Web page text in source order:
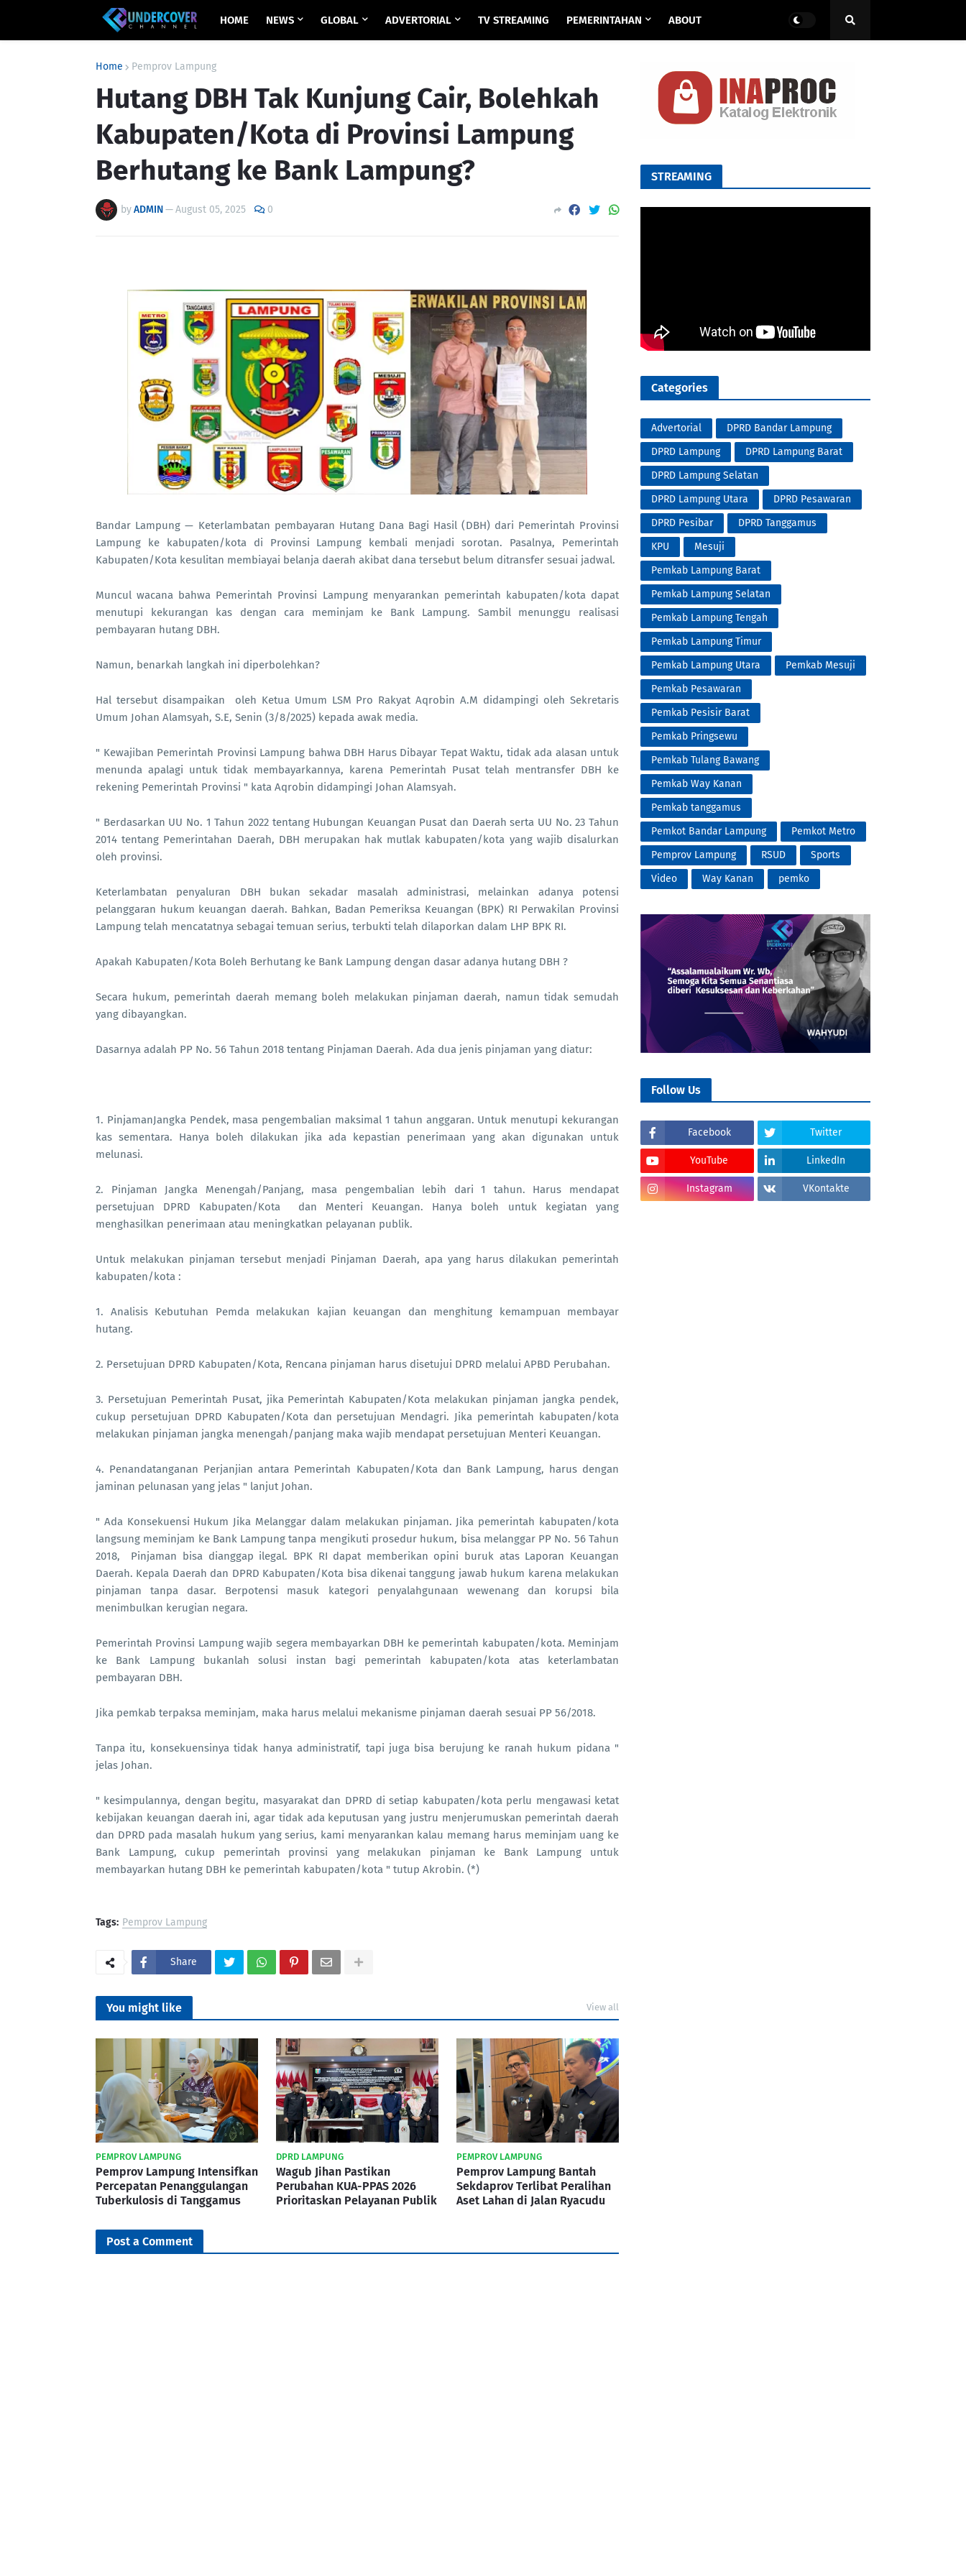
HOME NEWS GLOBAL ADVERTORIAL TV STREAMING PEMERINTAHAN ABOUT
Home Pemprov Lampung
Hutang DBH Tak Kunjung Cair, Bolehkah
Kabupaten/Kota di Provinsi Lampung
Berhutang ke Bank Lampung?
byADMIN—August 05, 2025 0
Bandar Lampung — Keterlambatan pembayaran Hutang Dana Bagi Hasil (DBH) dari Pemerintah Provinsi
Lampung ke kabupaten/kota di Provinsi Lampung kembali menjadi sorotan. Pasalnya, Pemerintah
Kabupaten/Kota kesulitan membiayai belanja daerah akibat dana tersebut belum ditransfer sesuai jadwal.
Muncul wacana bahwa Pemerintah Provinsi Lampung menyarankan pemerintah kabupaten/kota dapat
menutupi kekurangan kas dengan cara meminjam ke Bank Lampung. Sambil menunggu realisasi
pembayaran hutang DBH.
Namun, benarkah langkah ini diperbolehkan?
Hal tersebut disampaikan oleh Ketua Umum LSM Pro Rakyat Aqrobin A.M didampingi oleh Sekretaris
Umum Johan Alamsyah, S.E, Senin (3/8/2025) kepada awak media.
" Kewajiban Pemerintah Provinsi Lampung bahwa DBH Harus Dibayar Tepat Waktu, tidak ada alasan untuk
menunda apalagi untuk tidak membayarkannya, karena Pemerintah Pusat telah mentransfer DBH ke
rekening Pemerintah Provinsi " kata Aqrobin didampingi Johan Alamsyah.
" Berdasarkan UU No. 1 Tahun 2022 tentang Hubungan Keuangan Pusat dan Daerah serta UU No. 23 Tahun
2014 tentang Pemerintahan Daerah, DBH merupakan hak mutlak kabupaten/kota yang wajib disalurkan
oleh provinsi.
Keterlambatan penyaluran DBH bukan sekadar masalah administrasi, melainkan adanya potensi
pelanggaran hukum keuangan daerah. Bahkan, Badan Pemeriksa Keuangan (BPK) RI Perwakilan Provinsi
Lampung telah mencatatnya sebagai temuan serius, terbukti telah dilaporkan dalam LHP BPK RI.
Apakah Kabupaten/Kota Boleh Berhutang ke Bank Lampung dengan dasar adanya hutang DBH ?
Secara hukum, pemerintah daerah memang boleh melakukan pinjaman daerah, namun tidak semudah
yang dibayangkan.
Dasarnya adalah PP No. 56 Tahun 2018 tentang Pinjaman Daerah. Ada dua jenis pinjaman yang diatur:
1. PinjamanJangka Pendek, masa pengembalian maksimal 1 tahun anggaran. Untuk menutupi kekurangan
kas sementara. Hanya boleh dilakukan jika ada kepastian penerimaan yang akan digunakan untuk
melunasi.
2. Pinjaman Jangka Menengah/Panjang, masa pengembalian lebih dari 1 tahun. Harus mendapat
persetujuan DPRD Kabupaten/Kota dan Menteri Keuangan. Hanya boleh untuk kegiatan yang
menghasilkan penerimaan atau meningkatkan pelayanan publik.
Untuk melakukan pinjaman tersebut menjadi Pinjaman Daerah, apa yang harus dilakukan pemerintah
kabupaten/kota :
1. Analisis Kebutuhan Pemda melakukan kajian keuangan dan menghitung kemampuan membayar
hutang.
2. Persetujuan DPRD Kabupaten/Kota, Rencana pinjaman harus disetujui DPRD melalui APBD Perubahan.
3. Persetujuan Pemerintah Pusat, jika Pemerintah Kabupaten/Kota melakukan pinjaman jangka pendek,
cukup persetujuan DPRD Kabupaten/Kota dan persetujuan Mendagri. Jika pemerintah kabupaten/kota
melakukan pinjaman jangka menengah/panjang maka wajib mendapat persetujuan Menteri Keuangan.
4. Penandatanganan Perjanjian antara Pemerintah Kabupaten/Kota dan Bank Lampung, harus dengan
jaminan pelunasan yang jelas " lanjut Johan.
" Ada Konsekuensi Hukum Jika Melanggar dalam melakukan pinjaman. Jika pemerintah kabupaten/kota
langsung meminjam ke Bank Lampung tanpa mengikuti prosedur hukum, bisa melanggar PP No. 56 Tahun
2018, Pinjaman bisa dianggap ilegal. BPK RI dapat memberikan opini buruk atas Laporan Keuangan
Daerah. Kepala Daerah dan DPRD Kabupaten/Kota bisa dikenai tanggung jawab hukum karena melakukan
pinjaman tanpa dasar. Berpotensi masuk kategori penyalahgunaan wewenang dan korupsi bila
menimbulkan kerugian negara.
Pemerintah Provinsi Lampung wajib segera membayarkan DBH ke pemerintah kabupaten/kota. Meminjam
ke Bank Lampung bukanlah solusi instan bagi pemerintah kabupaten/kota atas keterlambatan
pembayaran DBH.
Jika pemkab terpaksa meminjam, maka harus melalui mekanisme pinjaman daerah sesuai PP 56/2018.
Tanpa itu, konsekuensinya tidak hanya administratif, tapi juga bisa berujung ke ranah hukum pidana "
jelas Johan.
" kesimpulannya, dengan begitu, masyarakat dan DPRD di setiap kabupaten/kota perlu mengawasi ketat
kebijakan keuangan daerah ini, agar tidak ada keputusan yang justru menjerumuskan pemerintah daerah
dan DPRD pada masalah hukum yang serius, kami menyarankan kalau memang harus meminjam uang ke
Bank Lampung, cukup pemerintah provinsi yang melakukan pinjaman ke Bank Lampung untuk
membayarkan hutang DBH ke pemerintah kabupaten/kota " tutup Akrobin. (*)
Tags: Pemprov Lampung
Share
You might like View all
PEMPROV LAMPUNG
Pemprov Lampung Intensifkan
Percepatan Penanggulangan
Tuberkulosis di Tanggamus
DPRD LAMPUNG
Wagub Jihan Pastikan
Perubahan KUA-PPAS 2026
Prioritaskan Pelayanan Publik
PEMPROV LAMPUNG
Pemprov Lampung Bantah
Sekdaprov Terlibat Peralihan
Aset Lahan di Jalan Ryacudu
Post a Comment
STREAMING
Categories
Advertorial
DPRD Bandar Lampung
DPRD Lampung
DPRD Lampung Barat
DPRD Lampung Selatan
DPRD Lampung Utara
DPRD Pesawaran
DPRD Pesibar
DPRD Tanggamus
KPU
Mesuji
Pemkab Lampung Barat
Pemkab Lampung Selatan
Pemkab Lampung Tengah
Pemkab Lampung Timur
Pemkab Lampung Utara
Pemkab Mesuji
Pemkab Pesawaran
Pemkab Pesisir Barat
Pemkab Pringsewu
Pemkab Tulang Bawang
Pemkab Way Kanan
Pemkab tanggamus
Pemkot Bandar Lampung
Pemkot Metro
Pemprov Lampung
RSUD
Sports
Video
Way Kanan pemko
Follow Us
Facebook Twitter
YouTube LinkedIn
Instagram VKontakte